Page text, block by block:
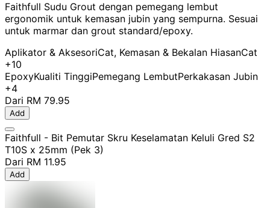
Faithfull Sudu Grout dengan pemegang lembut
ergonomik untuk kemasan jubin yang sempurna. Sesuai
untuk marmar dan grout standard/epoxy.
Aplikator & AksesoriCat, Kemasan & Bekalan HiasanCat
+10
EpoxyKualiti TinggiPemegang LembutPerkakasan Jubin
+4
Dari RM 79.95
Add
Faithfull - Bit Pemutar Skru Keselamatan Keluli Gred S2
T10S x 25mm (Pek 3)
Dari RM 11.95
Add